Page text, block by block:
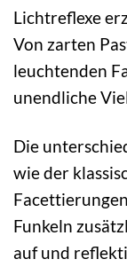
Lichtreflexe
Von zarten
leuchtenden
unendliche
Die
wie der
Funkeln
auf und